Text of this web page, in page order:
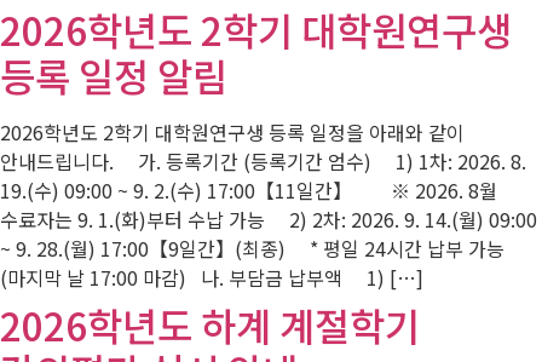
2026학년도 2학기 대학원연구생
등록 일정 알림
2026학년도 2학기 대학원연구생 등록 일정을 아래와 같이
안내드립니다. 가. 등록기간 (등록기간 엄수) 1) 1차: 2026. 8.
19.(수) 09:00 ~ 9. 2.(수) 17:00【11일간】 ※ 2026. 8월
수료자는 9. 1.(화)부터 수납 가능 2) 2차: 2026. 9. 14.(월) 09:00
~ 9. 28.(월) 17:00【9일간】(최종) * 평일 24시간 납부 가능
(마지막 날 17:00 마감) 나. 부담금 납부액 1) […]
2026학년도 하계 계절학기